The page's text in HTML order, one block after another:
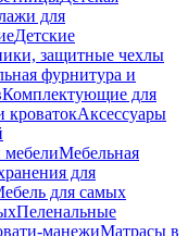
для
Детские
защитные чехлы
фурнитура и
Комплектующие для
кроватокАксессуары
Мебельная
для
для самых
Пеленальные
манежиМатрасы в